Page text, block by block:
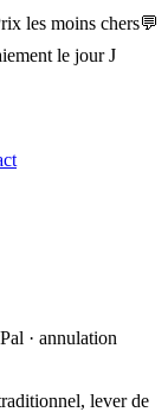
les moins chers💬
le jour J
· annulation
lever de